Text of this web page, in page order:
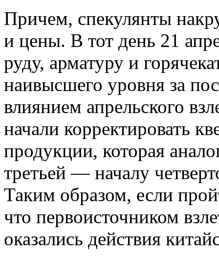
Причем, спекулянты
и цены. В тот день 21
руду, арматуру и
наивысшего уровня за
влиянием апрельского
начали корректировать
продукции, которая
третьей — началу
Таким образом, если
что первоисточником
оказались действия